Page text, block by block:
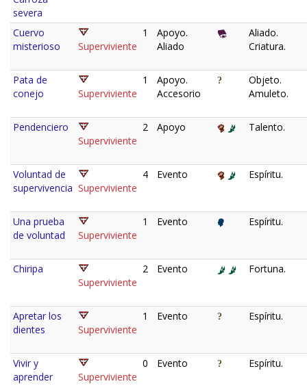
severa
Cuervo
misterioso
Superviviente
1
Apoyo.
Aliado
Aliado.
Criatura.
Pata de
conejo
Superviviente
1
Apoyo.
Accesorio
Objeto.
Amuleto.
Pendenciero
Superviviente
2 Apoyo Talento.
Voluntad de
supervivencia Superviviente
4 Evento Espíritu.
Una prueba
de voluntad
Superviviente
1 Evento Espíritu.
Chiripa
Superviviente
2 Evento Fortuna.
Apretar los
dientes
Superviviente
1 Evento Espíritu.
Vivir y
aprender
Superviviente
0 Evento Espíritu.